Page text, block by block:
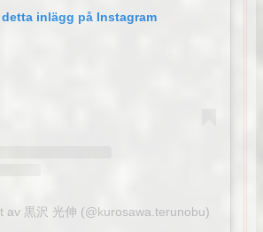
detta inlägg på Instagram
av 黒沢 光伸 (@kurosawa.terunobu)